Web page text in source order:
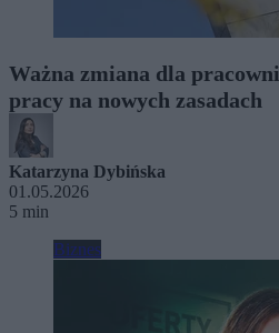
Ważna zmiana dla
pracy na nowych zasadach
Katarzyna Dybińska
01.05.2026
5 min
Biznes